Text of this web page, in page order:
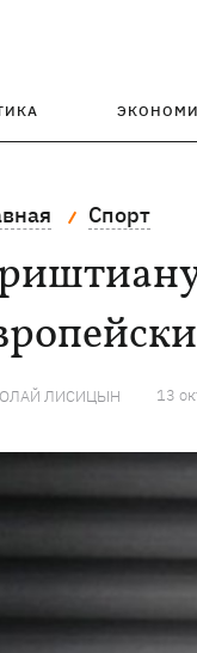
Спорт
ЛИСИЦЫН 13